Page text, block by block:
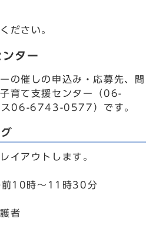
ださい。
ター
の催しの申込み・応募先、問
育て支援センター（06-
06-6743-0577）です。
イアウトします。
前10時～11時30分
者